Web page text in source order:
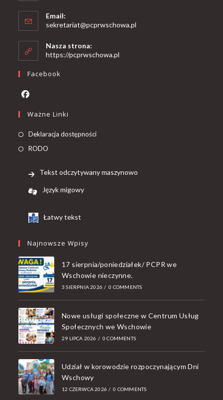
Email:
sekretariat@pcprwschowa.pl
Nasza strona:
https://pcprwschowa.pl
Facebook
Ważne Linki
Deklaracja dostępności
RODO
Tekst odczytywany maszynowo
Język migowy
Łatwy tekst
Najnowsze Wpisy
17 sierpnia/poniedziałek/ PCPR we
Wschowie nieczynne.
3 SIERPNIA 2026 / 0 COMMENTS
Nowe usługi społeczne w Centrum Usług
Społecznych we Wschowie
29 LIPCA 2026 / 0 COMMENTS
Udział w korowodzie rozpoczynającym Dni
Wschowy
12 CZERWCA 2026 / 0 COMMENTS